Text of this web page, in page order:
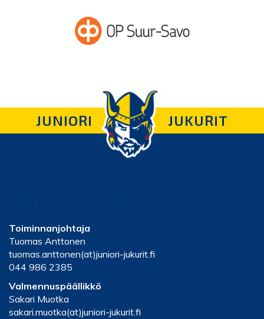
JUNIORI JUKURIT
Toiminnanjohtaja
Tuomas Anttonen
tuomas.anttonen(at)juniori-jukurit.fi
044 986 2385
Valmennuspäällikkö
Sakari Muotka
sakari.muotka(at)juniori-jukurit.fi